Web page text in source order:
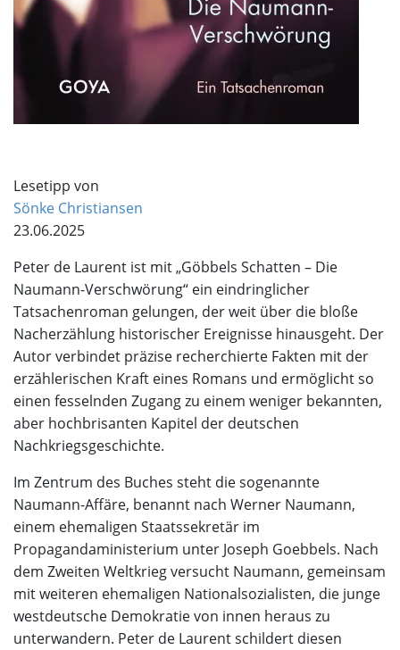
Lesetipp von
Sönke Christiansen
23.06.2025
Peter de Laurent ist mit „Göbbels Schatten – Die
Naumann-Verschwörung“ ein eindringlicher
Tatsachenroman gelungen, der weit über die bloße
Nacherzählung historischer Ereignisse hinausgeht. Der
Autor verbindet präzise recherchierte Fakten mit der
erzählerischen Kraft eines Romans und ermöglicht so
einen fesselnden Zugang zu einem weniger bekannten,
aber hochbrisanten Kapitel der deutschen
Nachkriegsgeschichte.
Im Zentrum des Buches steht die sogenannte
Naumann-Affäre, benannt nach Werner Naumann,
einem ehemaligen Staatssekretär im
Propagandaministerium unter Joseph Goebbels. Nach
dem Zweiten Weltkrieg versucht Naumann, gemeinsam
mit weiteren ehemaligen Nationalsozialisten, die junge
westdeutsche Demokratie von innen heraus zu
unterwandern. Peter de Laurent schildert diesen